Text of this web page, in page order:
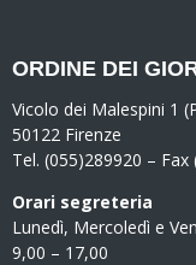
ORDINE DEI
Vicolo dei Malespini 1
50122 Firenze
Tel. (055)289920 – Fax
Orari segreteria
Lunedì, Mercoledì e
9,00 – 17,00